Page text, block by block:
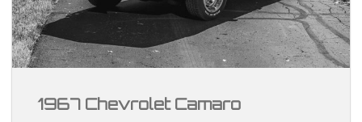
1967 Chevrolet Camaro